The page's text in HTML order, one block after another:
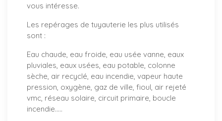
vous intéresse.
Les repérages de tuyauterie les plus utilisés
sont :
Eau chaude, eau froide, eau usée vanne, eaux
pluviales, eaux usées, eau potable, colonne
sèche, air recyclé, eau incendie, vapeur haute
pression, oxygène, gaz de ville, fioul, air rejeté
vmc, réseau solaire, circuit primaire, boucle
incendie.....